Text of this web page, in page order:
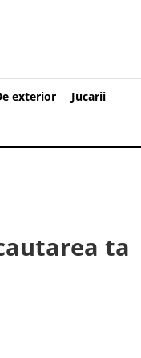
exterior Jucarii
ta